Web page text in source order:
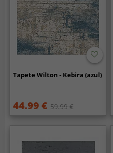
Tapete Wilton - Kebira (azul)
44.99 € 59.99 €